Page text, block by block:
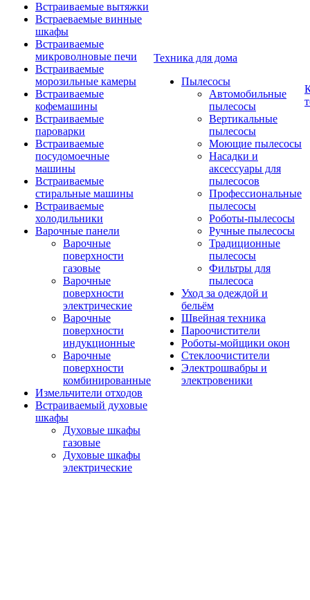
Встраиваемые вытяжки
Встраеваемые винные
шкафы
Встраиваемые
микроволновые печи
Встраиваемые
морозильные камеры
Встраиваемые
кофемашины
Встраиваемые
пароварки
Встраиваемые
посудомоечные
машины
Встраиваемые
стиральные машины
Встраиваемые
холодильники
Варочные панели
Варочные
поверхности
газовые
Варочные
поверхности
электрические
Варочные
поверхности
индукционные
Варочные
поверхности
комбинированные
Измельчители отходов
Встраиваемый духовые
шкафы
Духовые шкафы
газовые
Духовые шкафы
электрические
Техника для дома
Пылесосы
Автомобильные
пылесосы
Вертикальные
пылесосы
Моющие пылесосы
Насадки и
аксессуары для
пылесосов
Профессиональные
пылесосы
Роботы-пылесосы
Ручные пылесосы
Традиционные
пылесосы
Фильтры для
пылесоса
Уход за одеждой и
бельём
Швейная техника
Пароочистители
Роботы-мойщики окон
Стеклоочистители
Электрошвабры и
электровеники